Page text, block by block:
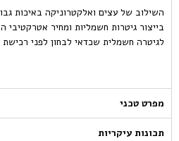
השילוב של עצים ואלקטרוניקה באיכות
לגיטרה חשמלית שכדאי לבחון לפני
מפרט טכני
תכונות עיקריות